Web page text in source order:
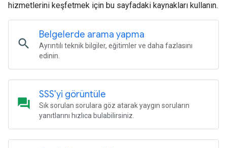
hizmetlerini keşfetmek için bu sayfadaki kaynakları kullanın.
search
Belgelerde arama yapma
Ayrıntılı teknik bilgiler, eğitimler ve daha fazlasını
edinin.
question_answer
SSS'yi görüntüle
Sık sorulan sorulara göz atarak yaygın soruların
yanıtlarını hızlıca bulabilirsiniz.